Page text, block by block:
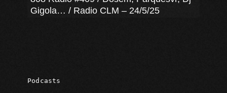
Gigola… / Radio CLM – 24/5/25
Podcasts